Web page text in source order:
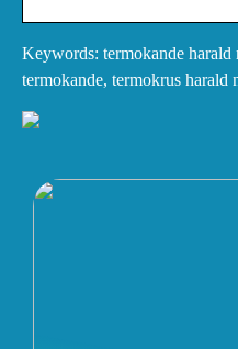
Keywords: termokande
termokande, termokrus harald